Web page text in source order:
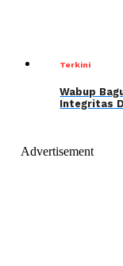
Terkini
Wabup
Integritas
Advertisement